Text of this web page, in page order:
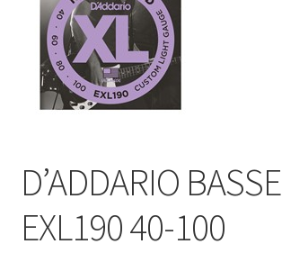
Mon compte
D’ADDARIO BASSE
EXL190 40-100